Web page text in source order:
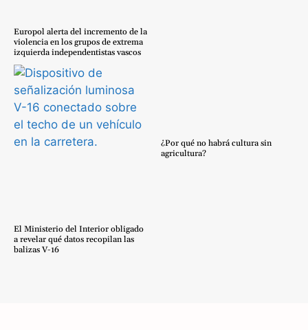
Europol alerta del incremento de la
violencia en los grupos de extrema
izquierda independentistas vascos
El Ministerio del Interior obligado
a revelar qué datos recopilan las
balizas V-16
¿Por qué no habrá cultura sin
agricultura?